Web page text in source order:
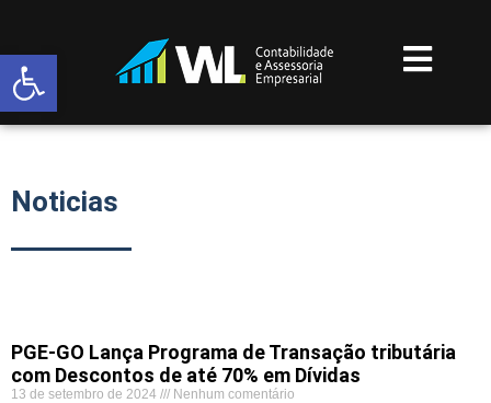
Abrir a barra de ferramentas
Noticias
PGE-GO Lança Programa de Transação tributária
com Descontos de até 70% em Dívidas
13 de setembro de 2024 Nenhum comentário